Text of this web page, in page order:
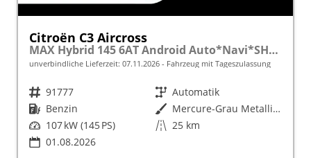
Citroën C3 Aircross
MAX Hybrid 145 6AT Android Auto*Navi*SHZ*Kamera*Totwinkel*Keyless*17"*Klimaauto
unverbindliche Lieferzeit: 07.11.2026 Fahrzeug mit Tageszulassung
Fahrzeugnr. 91777 Getriebe Automatik
Kraftstoff Benzin Außenfarbe
Mercure-Grau Metallic mit schwarzem Dach
Leistung 107 kW (145 PS) Kilometerstand 25 km
01.08.2026